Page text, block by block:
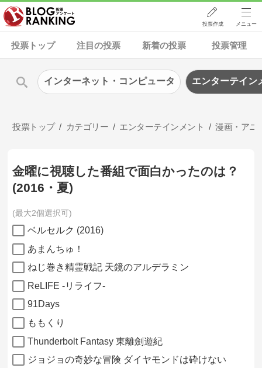
投票作成 メニュー
投票トップ 注目の投票 新着の投票 投票管理
投票トップ カテゴリー エンターテインメント 漫画・アニ
金曜に視聴した番組で面白かったのは？
(2016・夏)
最大2個選択可
ベルセルク (2016)
あまんちゅ！
ねじ巻き精霊戦記 天鏡のアルデラミン
ReLIFE -リライフ-
91Days
ももくり
Thunderbolt Fantasy 東離劍遊紀
ジョジョの奇妙な冒険 ダイヤモンドは砕けない
インターネット・コンピュータ エンターテイン